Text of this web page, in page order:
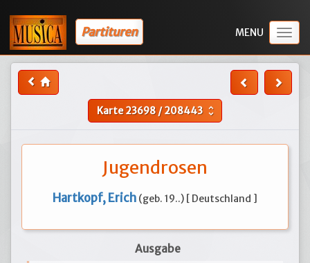
Partituren
Karte23698/208443 unfold_more
Jugendrosen
Hartkopf, Erich (geb. 19..) [ Deutschland ]
Ausgabe